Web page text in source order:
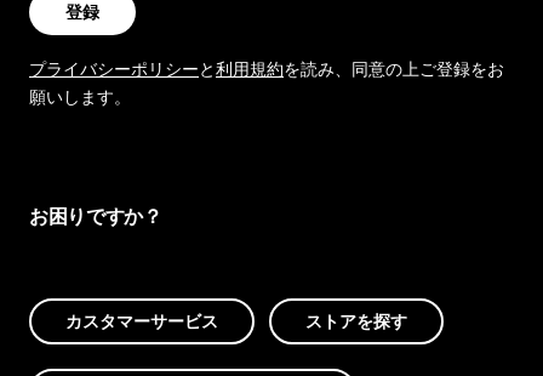
登録
プライバシーポリシーと利用規約を読み、同意の上ご登録をお
願いします。
お困りですか？
カスタマーサービス ストアを探す